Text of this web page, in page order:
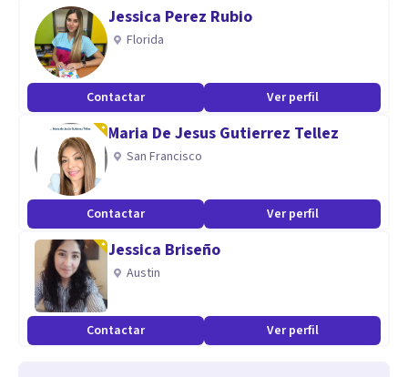
Psicología perinatalJessica Perez Rubio
Florida
Contactar Ver perfil
Maria De Jesus Gutierrez Tellez
San Francisco
Contactar Ver perfil
Jessica Briseño
Austin
Contactar Ver perfil